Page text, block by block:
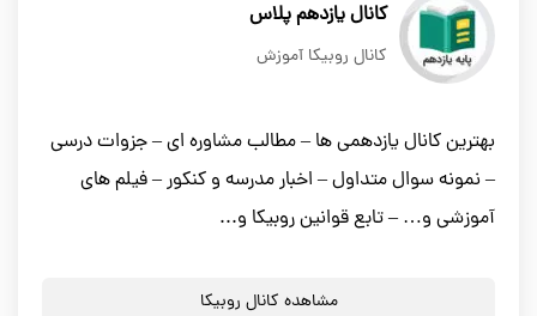
کانال یازدهم پلاس
کانال روبیکا آموزش
بهترین کانال یازدهمی ها – مطالب مشاوره ای – جزوات درسی
– نمونه سوال متداول – اخبار مدرسه و کنکور – فیلم های
آموزشی و… – تابع قوانین روبیکا و...
مشاهده کانال روبیکا